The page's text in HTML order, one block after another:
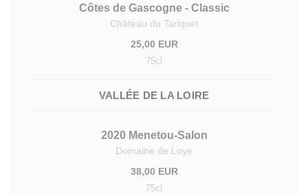
Côtes de Gascogne - Classic
Château du Tariquet
25,00 EUR
75cl
VALLÉE DE LA LOIRE
2020 Menetou-Salon
Domaine de Loye
38,00 EUR
75cl